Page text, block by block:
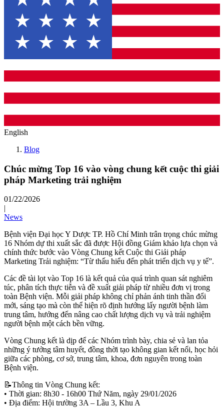
English
Blog
Chúc mừng Top 16 vào vòng chung kết cuộc thi giải
pháp Marketing trải nghiệm
01/22/2026
|
News
Bệnh viện Đại học Y Dược TP. Hồ Chí Minh trân trọng chúc mừng
16 Nhóm dự thi xuất sắc đã được Hội đồng Giám khảo lựa chọn và
chính thức bước vào Vòng Chung kết Cuộc thi Giải pháp
Marketing Trải nghiệm: “Từ thấu hiểu đến phát triển dịch vụ y tế”.
Các đề tài lọt vào Top 16 là kết quả của quá trình quan sát nghiêm
túc, phân tích thực tiễn và đề xuất giải pháp từ nhiều đơn vị trong
toàn Bệnh viện. Mỗi giải pháp không chỉ phản ánh tinh thần đổi
mới, sáng tạo mà còn thể hiện rõ định hướng lấy người bệnh làm
trung tâm, hướng đến nâng cao chất lượng dịch vụ và trải nghiệm
người bệnh một cách bền vững.
Vòng Chung kết là dịp để các Nhóm trình bày, chia sẻ và lan tỏa
những ý tưởng tâm huyết, đồng thời tạo không gian kết nối, học hỏi
giữa các phòng, cơ sở, trung tâm, khoa, đơn nguyên trong toàn
Bệnh viện.
📝Thông tin Vòng Chung kết:
• Thời gian: 8h30 - 16h00 Thứ Năm, ngày 29/01/2026
• Địa điểm: Hội trường 3A – Lầu 3, Khu A